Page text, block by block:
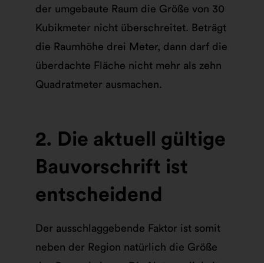
der umgebaute Raum die Größe von 30
Kubikmeter nicht überschreitet. Beträgt
die Raumhöhe drei Meter, dann darf die
überdachte Fläche nicht mehr als zehn
Quadratmeter ausmachen.
2. Die aktuell gültige
Bauvorschrift ist
entscheidend
Der ausschlaggebende Faktor ist somit
neben der Region natürlich die Größe